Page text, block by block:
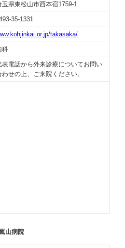
玉県東松山市西本宿1759-1
35-1331
takasaka/
科
表電話から外来診療についてお問い
わせの上、ご来院ください。
山病院